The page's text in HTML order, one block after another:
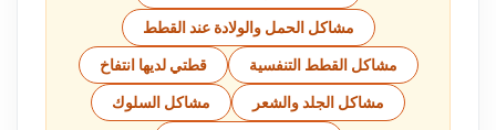
مشاكل الحمل والولادة عند القطط
مشاكل القطط التنفسية قطتي لديها انتفاخ
مشاكل الجلد والشعر مشاكل السلوك